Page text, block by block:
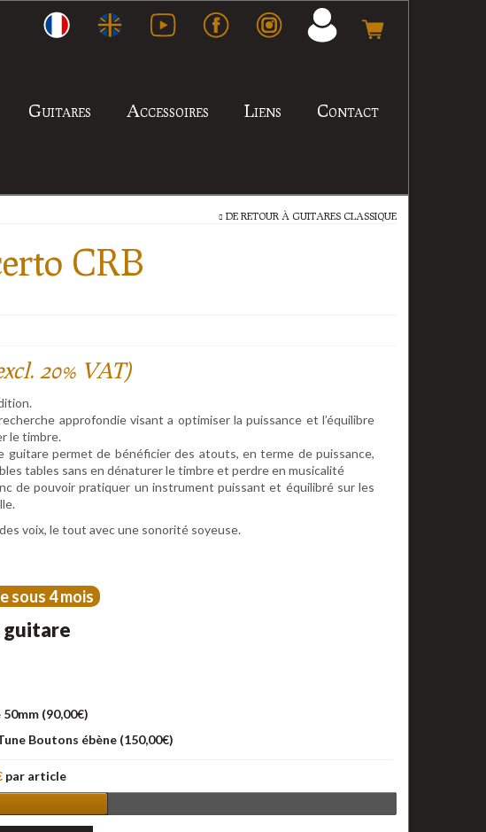
Guitares Accessoires Liens Contact
DE RETOUR À GUITARES CLASSIQUE
CRB
20% VAT)
approfondie visant a optimiser la puissance et l’équilibre
le timbre.
guitare permet de bénéficier des atouts, en terme de puissance,
tables sans en dénaturer le timbre et perdre en musicalité
de pouvoir pratiquer un instrument puissant et équilibré sur les
voix, le tout avec une sonorité soyeuse.
sous 4 mois
guitare
(90,00€)
Boutons ébène (150,00€)
par article